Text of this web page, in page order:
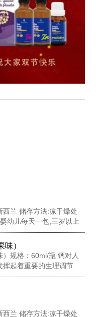
兰 储存方法:凉干燥处
幼儿每天一包,三岁以上
每天3包 配料: 抗性糊
岩藻多糖，水苏糖，酵
粉，黄金奇异果粉，接骨
酸...
味）
规格：60ml/瓶 钙对人
挥起着重要的生理调节
不足会影响人体的生长发
活一些消化酶的活性。
兰 储存方法:凉干燥处